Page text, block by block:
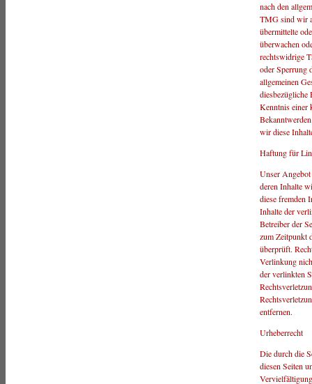
nach den
TMG sind wir
übermittelte
überwachen
rechtswidrige
oder Sperrung
allgemeinen
diesbezügliche
Kenntnis einer
wir diese
Haftung für
Unser
deren Inhalte
diese fremden
Inhalte der
Betreiber der
zum Zeitpunkt
überprüft.
Verlinkung
der verlinkten
entfernen.
Urheberrecht
Die durch die
diesen Seiten